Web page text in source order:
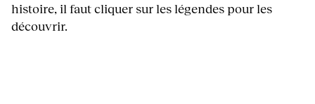
histoire, il faut cliquer sur les légendes pour les
découvrir.